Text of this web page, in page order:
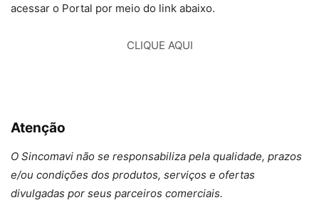
acessar o Portal por meio do link abaixo.
CLIQUE AQUI
Atenção
O Sincomavi não se responsabiliza pela qualidade, prazos
e/ou condições dos produtos, serviços e ofertas
divulgadas por seus parceiros comerciais.